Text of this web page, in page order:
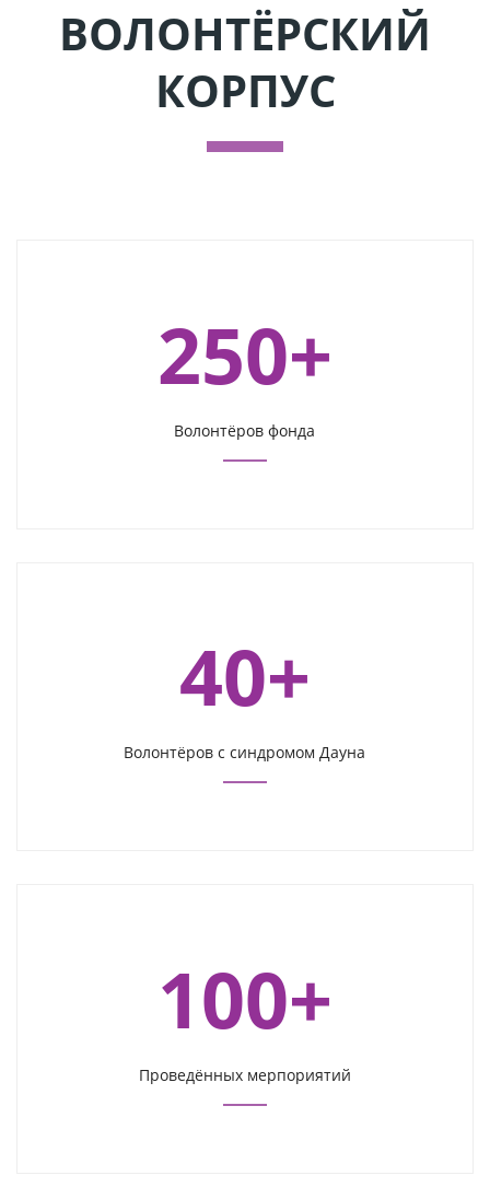
ВОЛОНТЁРСКИЙ
КОРПУС
250+
Волонтёров фонда
40+
Волонтёров с синдромом Дауна
100+
Проведённых мерпориятий